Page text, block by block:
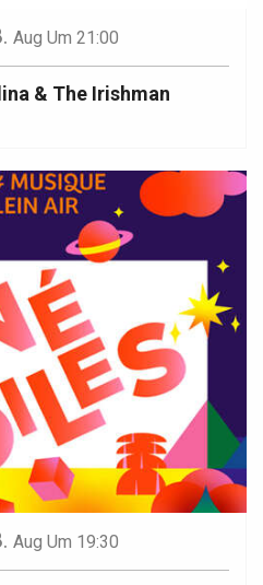
Aug Um 21:00
& The Irishman
Aug Um 19:30